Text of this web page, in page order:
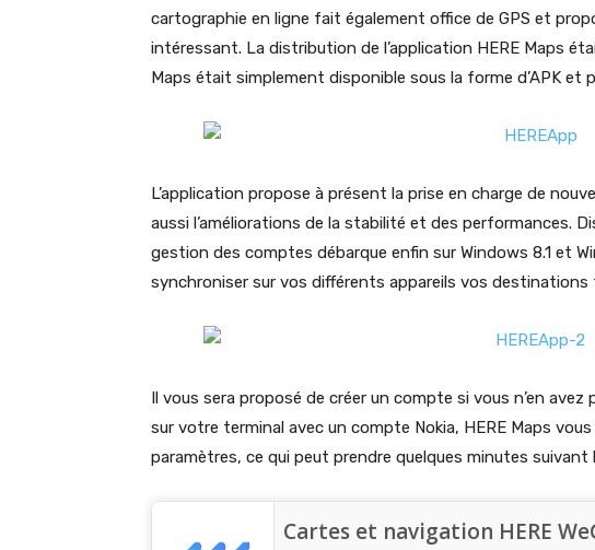
cartographie en ligne fait également office de GPS et
intéressant. La distribution de l’application HERE Maps
Maps était simplement disponible sous la forme d’APK et
L’application propose à présent la prise en charge de
aussi l’améliorations de la stabilité et des performances.
gestion des comptes débarque enfin sur Windows 8.1 et
synchroniser sur vos différents appareils vos
Il vous sera proposé de créer un compte si vous n’en
sur votre terminal avec un compte Nokia, HERE Maps
paramètres, ce qui peut prendre quelques minutes
Cartes et navigation HERE